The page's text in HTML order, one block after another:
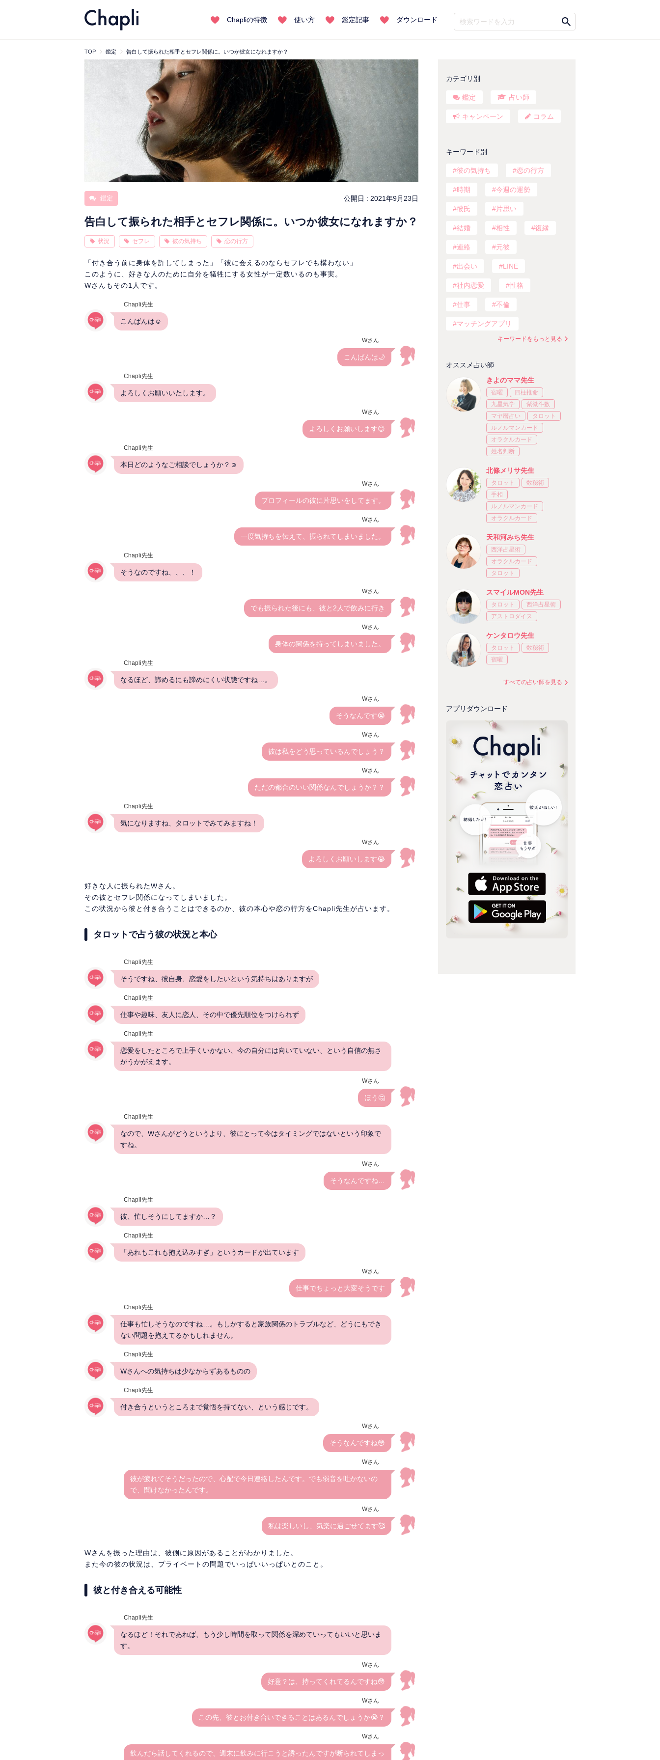
Chapliの特徴 使い方 鑑定記事 ダウンロード
TOP 鑑定 告白して振られた相手とセフレ関係に。いつか彼女になれますか？
鑑定 公開日 : 2021年9月23日
告白して振られた相手とセフレ関係に。いつか彼女になれますか？
状況 セフレ 彼の気持ち 恋の行方
「付き合う前に身体を許してしまった」「彼に会えるのならセフレでも構わない」
このように、好きな人のために自分を犠牲にする女性が一定数いるのも事実。
Wさんもその1人です。
Chapli先生
こんばんは☺
Wさん
こんばんは🌙
Chapli先生
よろしくお願いいたします。
Wさん
よろしくお願いします😊
Chapli先生
本日どのようなご相談でしょうか？☺
Wさん
プロフィールの彼に片思いをしてます。
Wさん
一度気持ちを伝えて、振られてしまいました。
Chapli先生
そうなのですね、、、！
Wさん
でも振られた後にも、彼と2人で飲みに行き
Wさん
身体の関係を持ってしまいました。
Chapli先生
なるほど、諦めるにも諦めにくい状態ですね…。
Wさん
そうなんです😭
Wさん
彼は私をどう思っているんでしょう？
Wさん
ただの都合のいい関係なんでしょうか？？
Chapli先生
気になりますね、タロットでみてみますね！
Wさん
よろしくお願いします😭
好きな人に振られたWさん。
その彼とセフレ関係になってしまいました。
この状況から彼と付き合うことはできるのか、彼の本心や恋の行方をChapli先生が占います。
タロットで占う彼の状況と本心
Chapli先生
そうですね、彼自身、恋愛をしたいという気持ちはありますが
Chapli先生
仕事や趣味、友人に恋人、その中で優先順位をつけられず
Chapli先生
恋愛をしたところで上手くいかない、今の自分には向いていない、という自信の無さ
がうかがえます。
Wさん
ほう🤔
Chapli先生
なので、Wさんがどうというより、彼にとって今はタイミングではないという印象で
すね。
Wさん
そうなんですね…
Chapli先生
彼、忙しそうにしてますか…？
Chapli先生
「あれもこれも抱え込みすぎ」というカードが出ています
Wさん
仕事でちょっと大変そうです
Chapli先生
仕事も忙しそうなのですね…。もしかすると家族関係のトラブルなど、どうにもでき
ない問題を抱えてるかもしれません。
Chapli先生
Wさんへの気持ちは少なからずあるものの
Chapli先生
付き合うというところまで覚悟を持てない、という感じです。
Wさん
そうなんですね😳
Wさん
彼が疲れてそうだったので、心配で今日連絡したんです。でも弱音を吐かないの
で、聞けなかったんです。
Wさん
私は楽しいし、気楽に過ごせてます🥰
Wさんを振った理由は、彼側に原因があることがわかりました。
また今の彼の状況は、プライベートの問題でいっぱいいっぱいとのこと。
彼と付き合える可能性
Chapli先生
なるほど！それであれば、もう少し時間を取って関係を深めていってもいいと思いま
す。
Wさん
好意？は、持ってくれてるんですね😳
Wさん
この先、彼とお付き合いできることはあるんでしょうか😭？
Wさん
飲んだら話してくれるので、週末に飲みに行こうと誘ったんですが断られてしまっ
カテゴリ別
鑑定 占い師
キャンペーン コラム
キーワード別
彼の気持ち 恋の行方
時期 今週の運勢
彼氏 片思い
結婚 相性 復縁
連絡 元彼
出会い LINE
社内恋愛 性格
仕事 不倫
マッチングアプリ
キーワードをもっと見る
オススメ占い師
きよのママ先生
宿曜
四柱推命
九星気学
紫微斗数
マヤ暦占い
タロット
ルノルマンカード
オラクルカード
姓名判断
北條メリサ先生
タロット
数秘術
手相
ルノルマンカード
オラクルカード
天和河みち先生
西洋占星術
オラクルカード
タロット
スマイルMON先生
タロット
西洋占星術
アストロダイス
ケンタロウ先生
タロット
数秘術
宿曜
すべての占い師を見る
アプリダウンロード